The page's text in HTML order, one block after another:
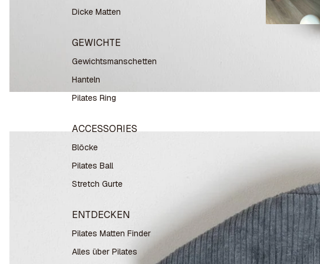
Dicke Matten
GEWICHTE
Gewichtsmanschetten
Hanteln
Pilates Ring
ACCESSORIES
Blöcke
Pilates Ball
Stretch Gurte
ENTDECKEN
Pilates Matten Finder
Alles über Pilates